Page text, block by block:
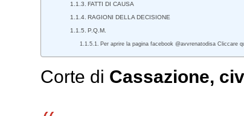
FATTI DI CAUSA
RAGIONI DELLA DECISIONE
P.Q.M.
Per aprire la pagina facebook @avvrenatodisa Cliccare
Corte di Cassazione,